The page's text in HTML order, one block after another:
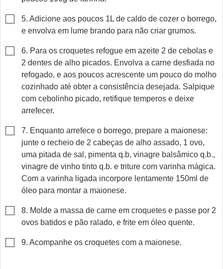
▢
5. Adicione aos poucos 1L de caldo de cozer o borrego,
e envolva em lume brando para não criar grumos.
▢
6. Para os croquetes refogue em azeite 2 de cebolas e
2 dentes de alho picados. Envolva a carne desfiada no
refogado, e aos poucos acrescente um pouco do molho
cozinhado até obter a consistência desejada. Salpique
com cebolinho picado, retifique temperos e deixe
arrefecer.
▢
7. Enquanto arrefece o borrego, prepare a maionese:
junte o recheio de 2 cabeças de alho assado, 1 ovo,
uma pitada de sal, pimenta q.b, vinagre balsâmico q.b.,
vinagre de vinho tinto q.b. e triture com varinha mágica.
Com a varinha ligada incorpore lentamente 150ml de
óleo para montar a maionese.
▢
8. Molde a massa de carne em croquetes e passe por 2
ovos batidos e pão ralado, e frite em óleo quente.
▢
9. Acompanhe os croquetes com a maionese.